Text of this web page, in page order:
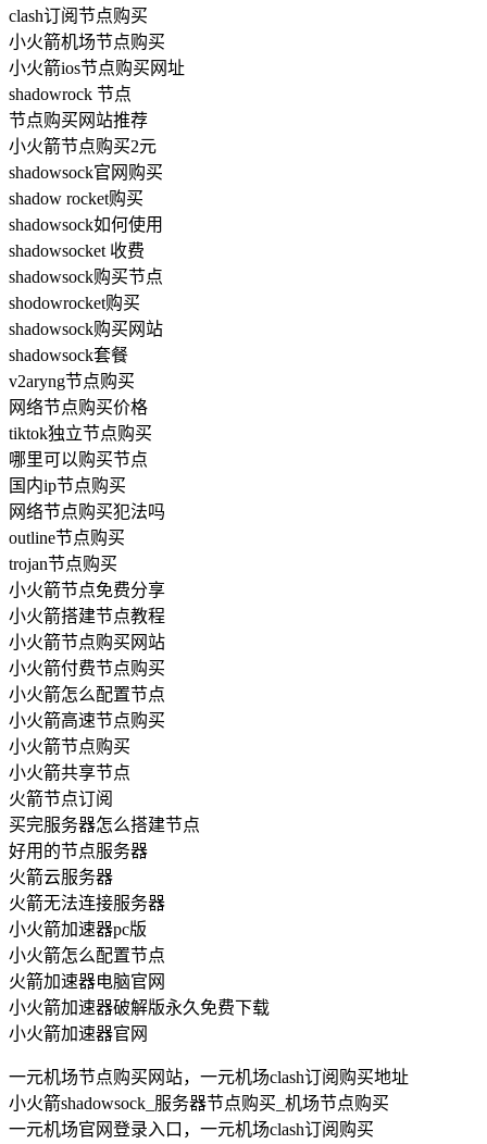
clash订阅节点购买
小火箭机场节点购买
小火箭ios节点购买网址
shadowrock 节点
节点购买网站推荐
小火箭节点购买2元
shadowsock官网购买
shadow rocket购买
shadowsock如何使用
shadowsocket 收费
shadowsock购买节点
shodowrocket购买
shadowsock购买网站
shadowsock套餐
v2aryng节点购买
网络节点购买价格
tiktok独立节点购买
哪里可以购买节点
国内ip节点购买
网络节点购买犯法吗
outline节点购买
trojan节点购买
小火箭节点免费分享
小火箭搭建节点教程
小火箭节点购买网站
小火箭付费节点购买
小火箭怎么配置节点
小火箭高速节点购买
小火箭节点购买
小火箭共享节点
火箭节点订阅
买完服务器怎么搭建节点
好用的节点服务器
火箭云服务器
火箭无法连接服务器
小火箭加速器pc版
小火箭怎么配置节点
火箭加速器电脑官网
小火箭加速器破解版永久免费下载
小火箭加速器官网
一元机场节点购买网站，一元机场clash订阅购买地址
小火箭shadowsock_服务器节点购买_机场节点购买
一元机场官网登录入口，一元机场clash订阅购买